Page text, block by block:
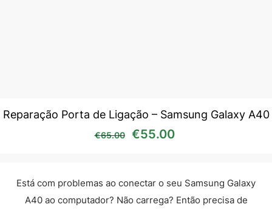
Reparação Porta de Ligação – Samsung Galaxy A40
€65.00 O preço original era:
€55.00
Está com problemas ao conectar o seu Samsung Galaxy
A40 ao computador? Não carrega? Então precisa de